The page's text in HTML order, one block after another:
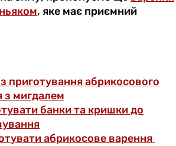
, яке має приємний
приготування абрикосового
з мигдалем
банки та кришки до
абрикосове варення